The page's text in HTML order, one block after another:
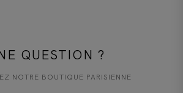
QUESTION ?
NOTRE BOUTIQUE PARISIENNE